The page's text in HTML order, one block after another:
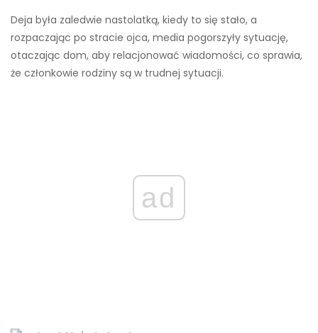
Deja była zaledwie nastolatką, kiedy to się stało, a
rozpaczając po stracie ojca, media pogorszyły sytuację,
otaczając dom, aby relacjonować wiadomości, co sprawia,
że ​​członkowie rodziny są w trudnej sytuacji.
ad